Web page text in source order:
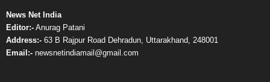
News Net India
Editor:- Anurag Patani
Address:- 63 B Rajpur Road Dehradun, Uttarakhand, 248001
Email:- newsnetindiamail@gmail.com